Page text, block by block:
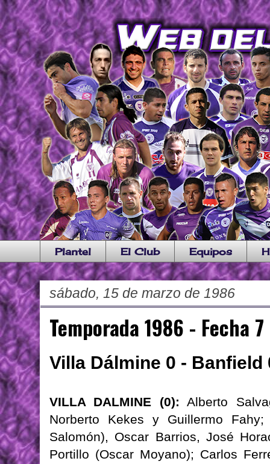
Plantel El Club Equipos
sábado, 15 de marzo de 1986
Temporada 1986 - Fecha 7
Villa Dálmine 0 - Banfield
VILLA DALMINE (0): Alberto
Norberto Kekes y Guillermo
Salomón), Oscar Barrios, José
Portillo (Oscar Moyano); Carlos